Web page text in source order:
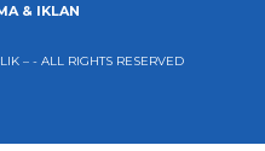
& IKLAN
– - ALL RIGHTS RESERVED